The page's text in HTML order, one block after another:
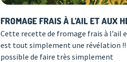
FROMAGE FRAIS À L’AIL ET AUX
Cette recette de fromage frais à l’ail
est tout simplement une révélation
possible de faire très simplement